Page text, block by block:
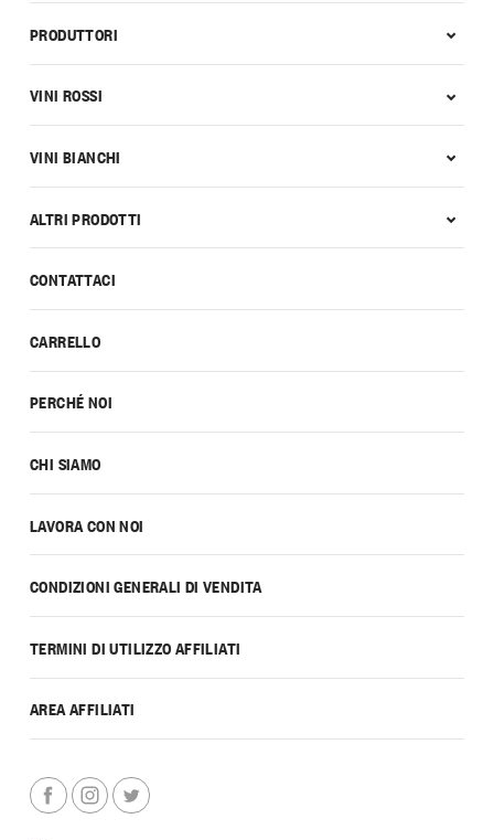
CONTATTACI
CARRELLO
PERCHÉ NOI
CHI SIAMO
LAVORA CON NOI
CONDIZIONI GENERALI DI VENDITA
TERMINI DI UTILIZZO AFFILIATI
AREA AFFILIATI
PRODUTTORI
VINI ROSSI
VINI BIANCHI
ALTRI PRODOTTI